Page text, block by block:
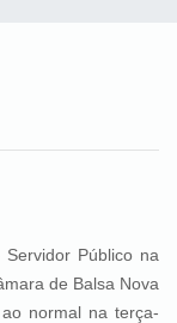
Público na
de Balsa Nova
normal na terça-